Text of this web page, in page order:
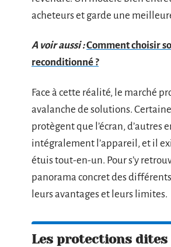
acheteurs et garde une
A voir aussi :Comment choisir
reconditionné ?
Face à cette réalité, le marché
avalanche de solutions.
protègent que l’écran, d’autres
intégralement l’appareil, et il
étuis tout-en-un. Pour s’y
panorama concret des
leurs avantages et leurs limites.
Les protections dites